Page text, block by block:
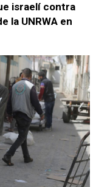
israelí contra
la UNRWA en